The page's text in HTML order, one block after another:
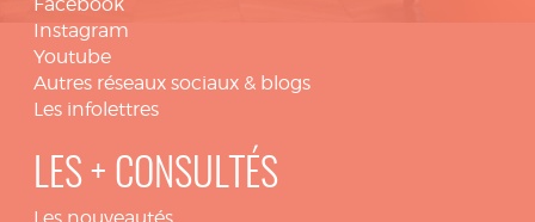
Instagram
Youtube
Autres réseaux sociaux & blogs
Les infolettres
LES + CONSULTÉS